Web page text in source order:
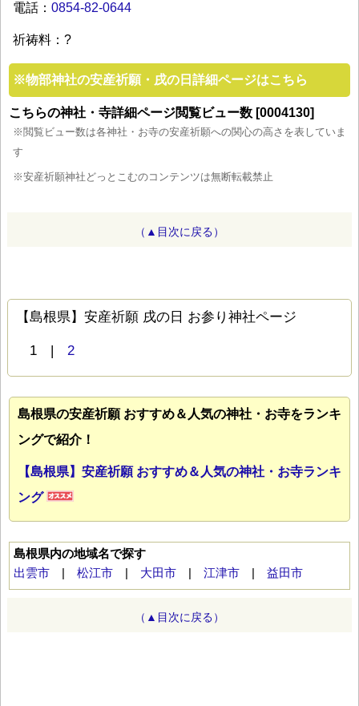
電話： 0854-82-0644
祈祷料：?
※物部神社の安産祈願・戌の日詳細ページはこちら
こちらの神社・寺詳細ページ閲覧ビュー数 [0004130]
※閲覧ビュー数は各神社・お寺の安産祈願への関心の高さを表していま
す
※安産祈願神社どっとこむのコンテンツは無断転載禁止
（▲目次に戻る）
【島根県】安産祈願 戌の日 お参り神社ページ
1 | 2
島根県の安産祈願 おすすめ＆人気の神社・お寺をランキ
ングで紹介！
【島根県】安産祈願 おすすめ＆人気の神社・お寺ランキ
ング
島根県内の地域名で探す
出雲市 | 松江市 | 大田市 | 江津市 | 益田市
（▲目次に戻る）